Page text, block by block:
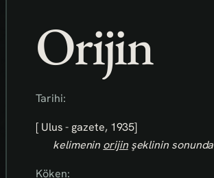
Orijin
Tarihi:
[ Ulus - gazete, 1935]
kelimenin orijinşeklinin
Köken: